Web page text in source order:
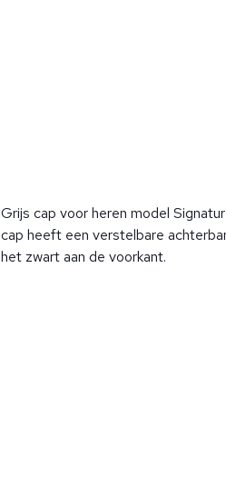
Grijs cap voor heren model
cap heeft een verstelbare
het zwart aan de voorkant.